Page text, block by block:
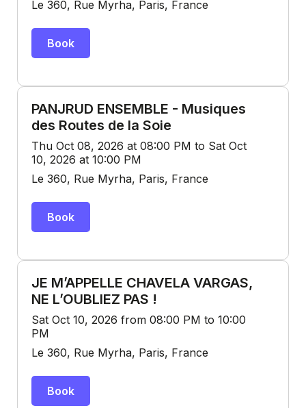
Le 360, Rue Myrha, Paris, France
Book
PANJRUD ENSEMBLE - Musiques
des Routes de la Soie
Thu Oct 08, 2026 at 08:00 PM to Sat Oct
10, 2026 at 10:00 PM
Le 360, Rue Myrha, Paris, France
Book
JE M’APPELLE CHAVELA VARGAS,
NE L’OUBLIEZ PAS !
Sat Oct 10, 2026 from 08:00 PM to 10:00
PM
Le 360, Rue Myrha, Paris, France
Book